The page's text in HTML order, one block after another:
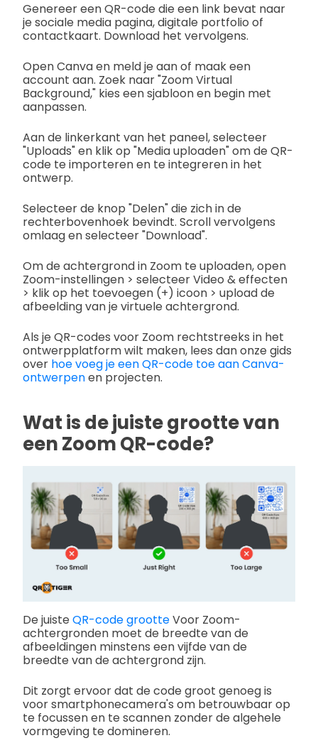
Genereer een QR-code die een link bevat naar
je sociale media pagina, digitale portfolio of
contactkaart. Download het vervolgens.
Open Canva en meld je aan of maak een
account aan. Zoek naar "Zoom Virtual
Background," kies een sjabloon en begin met
aanpassen.
Aan de linkerkant van het paneel, selecteer
"Uploads" en klik op "Media uploaden" om de QR-
code te importeren en te integreren in het
ontwerp.
Selecteer de knop "Delen" die zich in de
rechterbovenhoek bevindt. Scroll vervolgens
omlaag en selecteer "Download".
Om de achtergrond in Zoom te uploaden, open
Zoom-instellingen > selecteer Video & effecten
> klik op het toevoegen (+) icoon > upload de
afbeelding van je virtuele achtergrond.
Als je QR-codes voor Zoom rechtstreeks in het
ontwerpplatform wilt maken, lees dan onze gids
over hoe voeg je een QR-code toe aan Canva-
ontwerpenen projecten.
Wat is de juiste grootte van
een Zoom QR-code?
De juiste QR-code grootteVoor Zoom-
achtergronden moet de breedte van de
afbeeldingen minstens een vijfde van de
breedte van de achtergrond zijn.
Dit zorgt ervoor dat de code groot genoeg is
voor smartphonecamera's om betrouwbaar op
te focussen en te scannen zonder de algehele
vormgeving te domineren.